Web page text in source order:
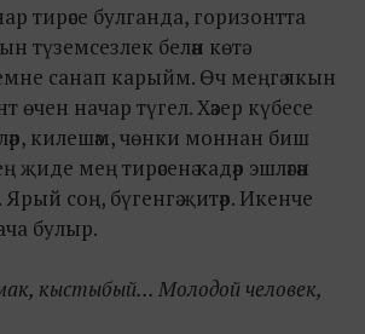
тирәсе булганда, горизонтта
түземсезлек белән көтә
санап карыйм. Өч меңгә якын
өчен начар түгел. Хәзер күбесе
килешәм, чөнки моннан биш
җиде мең тирәсенә кадәр эшләгән
соң, бүгенгә җитәр. Икенче
булыр.
кыстыбый... Молодой человек,